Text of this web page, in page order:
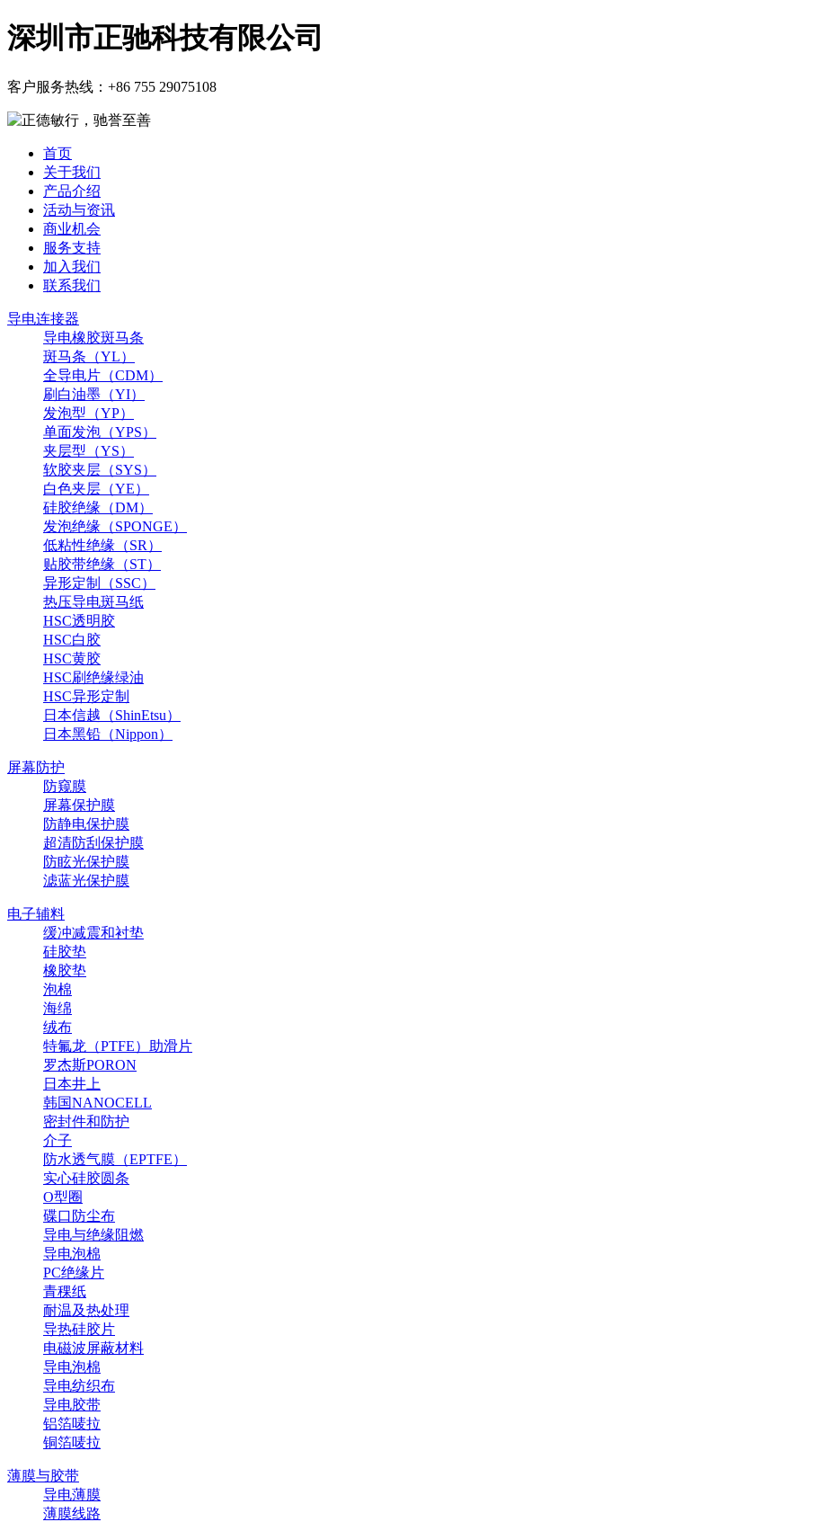
深圳市正驰科技有限公司
客户服务热线： +86 755 29075108
首页
关于我们
产品介绍
活动与资讯
商业机会
服务支持
加入我们
联系我们
导电连接器
导电橡胶斑马条
斑马条（YL）
全导电片（CDM）
刷白油墨（YI）
发泡型（YP）
单面发泡（YPS）
夹层型（YS）
软胶夹层（SYS）
白色夹层（YE）
硅胶绝缘（DM）
发泡绝缘（SPONGE）
低粘性绝缘（SR）
贴胶带绝缘（ST）
异形定制（SSC）
热压导电斑马纸
HSC透明胶
HSC白胶
HSC黄胶
HSC刷绝缘绿油
HSC异形定制
日本信越（ShinEtsu）
日本黑铅（Nippon）
屏幕防护
防窥膜
屏幕保护膜
防静电保护膜
超清防刮保护膜
防眩光保护膜
滤蓝光保护膜
电子辅料
缓冲减震和衬垫
硅胶垫
橡胶垫
泡棉
海绵
绒布
特氟龙（PTFE）助滑片
罗杰斯PORON
日本井上
韩国NANOCELL
密封件和防护
介子
防水透气膜（EPTFE）
实心硅胶圆条
O型圈
碟口防尘布
导电与绝缘阻燃
导电泡棉
PC绝缘片
青稞纸
耐温及热处理
导热硅胶片
电磁波屏蔽材料
导电泡棉
导电纺织布
导电胶带
铝箔唛拉
铜箔唛拉
薄膜与胶带
导电薄膜
薄膜线路